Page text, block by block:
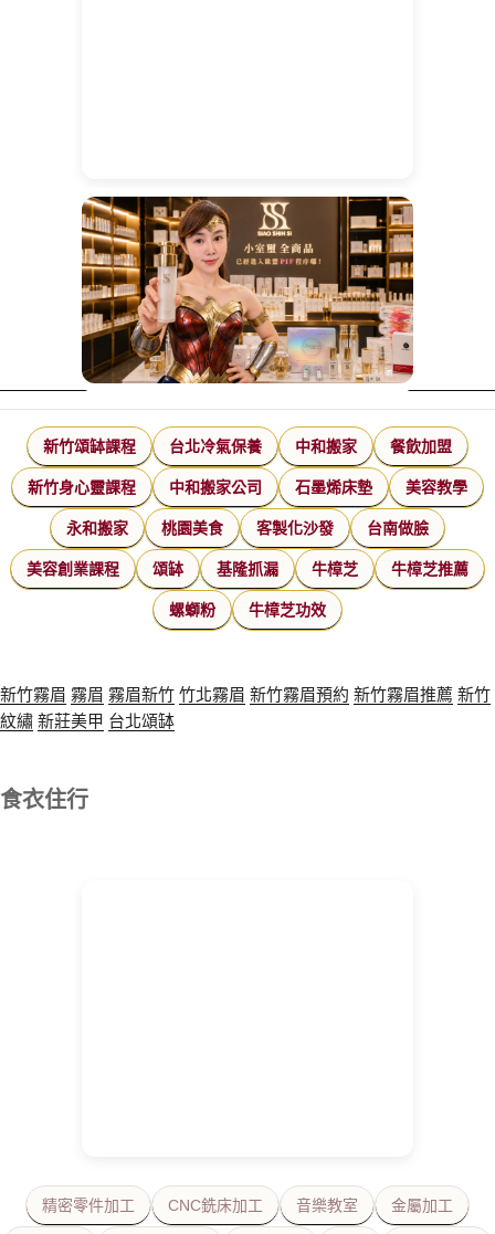
新竹頌缽課程 台北冷氣保養 中和搬家 餐飲加盟
新竹身心靈課程 中和搬家公司 石墨烯床墊 美容教學
永和搬家 桃園美食 客製化沙發 台南做臉
美容創業課程 頌缽 基隆抓漏 牛樟芝 牛樟芝推薦
螺螄粉 牛樟芝功效
新竹霧眉 霧眉 霧眉新竹竹北霧眉 新竹霧眉預約 新竹霧眉推薦 新竹
紋繡新莊美甲 台北頌缽
食衣住行
精密零件加工 CNC銑床加工 音樂教室 金屬加工